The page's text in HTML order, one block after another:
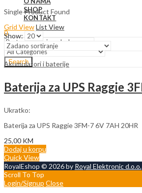
SHOP
KONTAKT
0
Search
Single Product Found
Grid ViewList View
Show:
Akumulatori i baterije
Ukratko:
Baterija za UPS Raggie 3FM-7 6V 7AH 20HR
25,00 KM
Dodaj u korpu
Quick View
RoyalEshop © 2026 by Royal Elektronic d.o.o.
Scroll To Top
Login/Signup Close